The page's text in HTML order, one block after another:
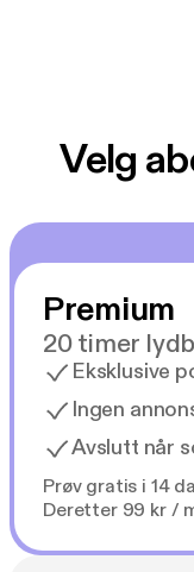
Velg
Premium
20 timer
Eksklusive
Ingen
Avslutt når
Prøv gratis i 14
Deretter 99 kr /